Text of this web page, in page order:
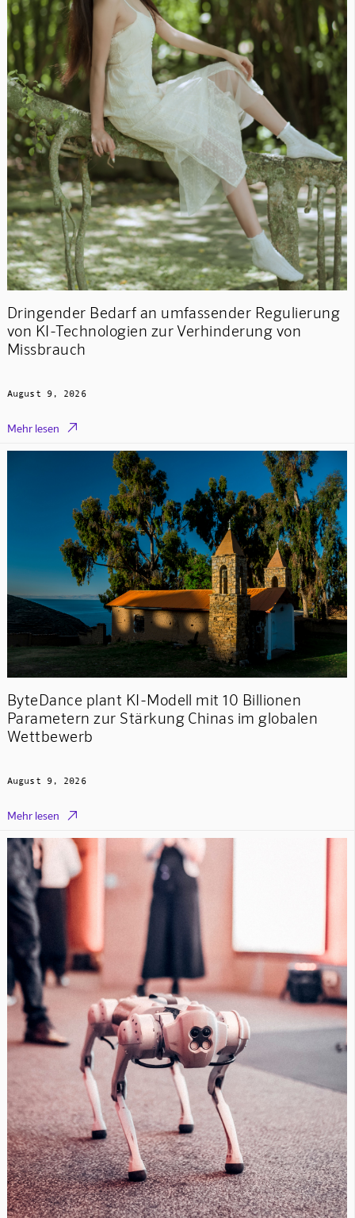
Dringender Bedarf an umfassender Regulierung
von KI-Technologien zur Verhinderung von
Missbrauch
August 9, 2026
Mehr lesen 
ByteDance plant KI-Modell mit 10 Billionen
Parametern zur Stärkung Chinas im globalen
Wettbewerb
August 9, 2026
Mehr lesen 